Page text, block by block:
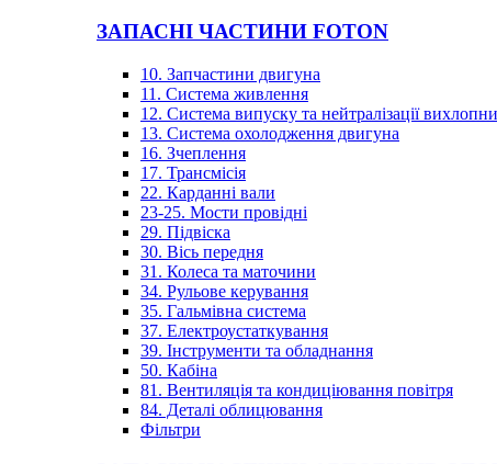
ЗАПАСНІ ЧАСТИНИ FOTON
10. Запчастини двигуна
11. Система живлення
12. Система випуску та нейтралізації
13. Система охолодження двигуна
16. Зчеплення
17. Трансмісія
22. Карданні вали
23-25. Мости провідні
29. Підвіска
30. Вісь передня
31. Колеса та маточини
34. Рульове керування
35. Гальмівна система
37. Електроустаткування
39. Інструменти та обладнання
50. Кабіна
81. Вентиляція та кондиціювання повітря
84. Деталі облицювання
Фільтри